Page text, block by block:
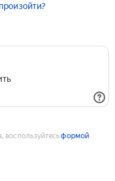
воспользуйтесьформой